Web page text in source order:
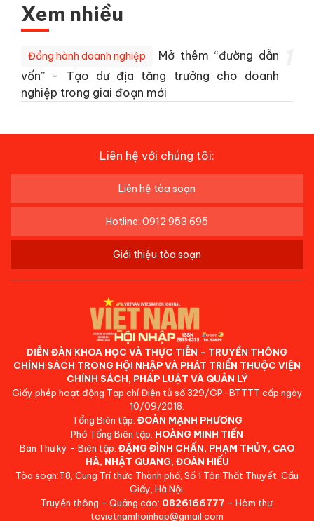
Xem nhiều
Đồng hành doanh nghiệp
Mở thêm “đường dẫn
vốn” - Tạo dư địa tăng trưởng cho doanh
nghiệp trong giai đoạn mới
Liên hệ với chúng tôi:
Liên hệ tòa soạn
Hotline: 0912 953 695
Giới thiệu tòa soạn
DIỄN ĐÀN KHOA HỌC VÀ THỰC TIỄN - TRUYỀN THÔNG
CHÍNH SÁCH TRONG HỘI NHẬP VÀ PHÁT TRIỂN THUỘC VIỆN
CHÍNH SÁCH, PHÁP LUẬT VÀ QUẢN LÝ
Giấy phép hoạt động Tạp chí Điện tử số 329/GP-BTTTT cấp ngày
10/09/2018.
Tổng Biên tập: ĐOÀN MẠNH PHƯƠNG
Phó Tổng Biên tập: HOÀNG MINH TIẾN
Ban Thư ký - Biên tập: ĐẶNG ĐÌNH CHẤN, PHẠM THỦY, CAO
HÀ, NHẬT QUANG, ĐOÀN HIẾU
Tòa soạn:T8, Cung Trí thức Thành phố, Số 1 Tôn Thất Thuyết, Cầu
Giấy, Hà Nội.
Truyền thông - Quảng cáo: 0826166777 - Hòm thư:
tcvietnamhoinhap@gmail.com